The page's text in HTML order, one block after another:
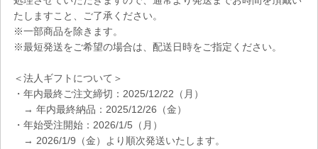
たしますこと、ご了承ください。
※一部商品を除きます。
※最短発送をご希望の場合は、配送日時をご指定ください。
＜法人ギフトについて＞
・年内最終ご注文締切：2025/12/22（月）
→ 年内最終納品：2025/12/26（金）
・年始受注開始：2026/1/5（月）
→ 2026/1/9（金）より順次発送いたします。